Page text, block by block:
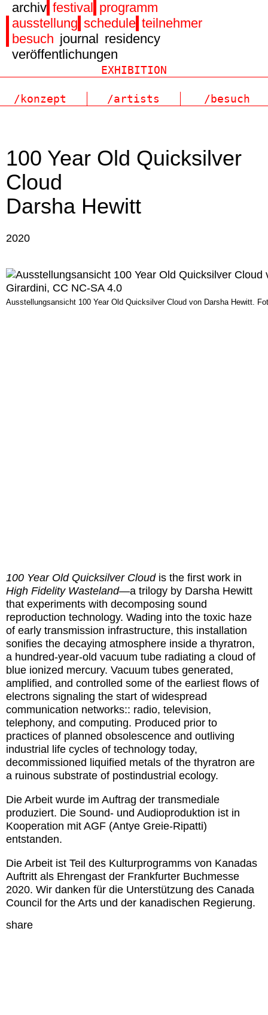
archiv festival programm
ausstellung schedule teilnehmer
besuch journal residency
veröffentlichungen
/konzept /artists /besuch
100 Year Old Quicksilver
Cloud
Darsha Hewitt
2020
Ausstellungsansicht 100 Year Old Quicksilver Cloud von Darsha Hewitt.
100 Year Old Quicksilver Cloudis the first work in
High Fidelity Wasteland—a trilogy by Darsha Hewitt
that experiments with decomposing sound
reproduction technology. Wading into the toxic haze
of early transmission infrastructure, this installation
sonifies the decaying atmosphere inside a thyratron,
a hundred-year-old vacuum tube radiating a cloud of
blue ionized mercury. Vacuum tubes generated,
amplified, and controlled some of the earliest flows of
electrons signaling the start of widespread
communication networks:: radio, television,
telephony, and computing. Produced prior to
practices of planned obsolescence and outliving
industrial life cycles of technology today,
decommissioned liquified metals of the thyratron are
a ruinous substrate of postindustrial ecology.
Die Arbeit wurde im Auftrag der transmediale
produziert. Die Sound- und Audioproduktion ist in
Kooperation mit AGF (Antye Greie-Ripatti)
entstanden.
Die Arbeit ist Teil des Kulturprogramms von Kanadas
Auftritt als Ehrengast der Frankfurter Buchmesse
2020. Wir danken für die Unterstützung des Canada
Council for the Arts und der kanadischen Regierung.
share